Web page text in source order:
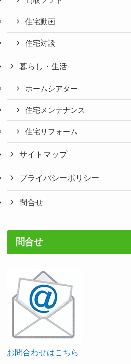
住宅動画
住宅対談
暮らし・生活
ホームシアター
住宅メンテナンス
住宅リフォーム
サイトマップ
プライバシーポリシー
問合せ
問合せ
お問合わせはこちら